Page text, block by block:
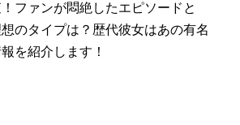
ファンが悶絶したエピソードと
のタイプは？歴代彼女はあの有名
を紹介します！